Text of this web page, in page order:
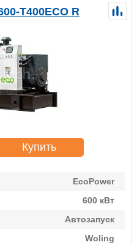
T400ECO R
Купить
EcoPower
600 кВт
Автозапуск
Woling